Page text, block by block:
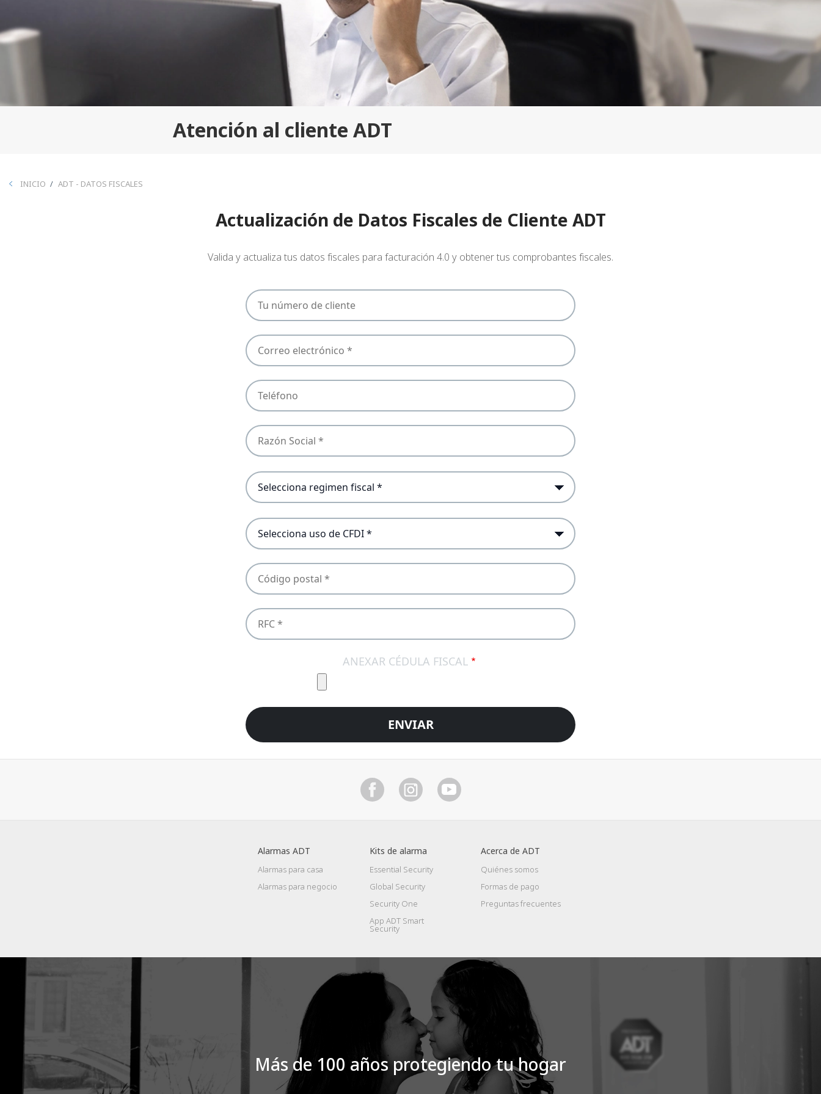
Atención al cliente ADT
BREADCRUMB
INICIO ADT - DATOS FISCALES
Actualización de Datos Fiscales de Cliente ADT
Valida y actualiza tus datos fiscales para facturación 4.0 y obtener tus comprobantes fiscales.
NUMERO
CLIENTE
EMAIL
PHONE
RAZÓN
SOCIAL
REGIMEN
FISCAL
USO
DE
CFDI
POSTCODE
RFC
ANEXAR CÉDULA FISCAL
Alarmas ADT
Alarmas para casa
Alarmas para negocio
Kits de alarma
Essential Security
Global Security
Security One
App ADT Smart
Security
Acerca de ADT
Quiénes somos
Formas de pago
Preguntas frecuentes
Más de 100 años protegiendo tu hogar